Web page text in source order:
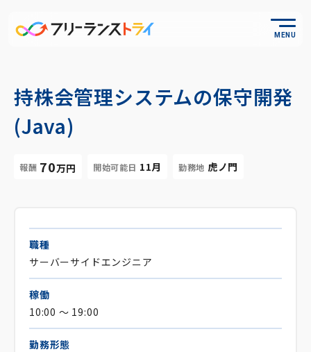
MENU
持株会管理システムの保守開発
(Java)
報酬 70万円 開始可能日 11月 勤務地 虎ノ門
職種
サーバーサイドエンジニア
稼働
10:00 ～ 19:00
勤務形態